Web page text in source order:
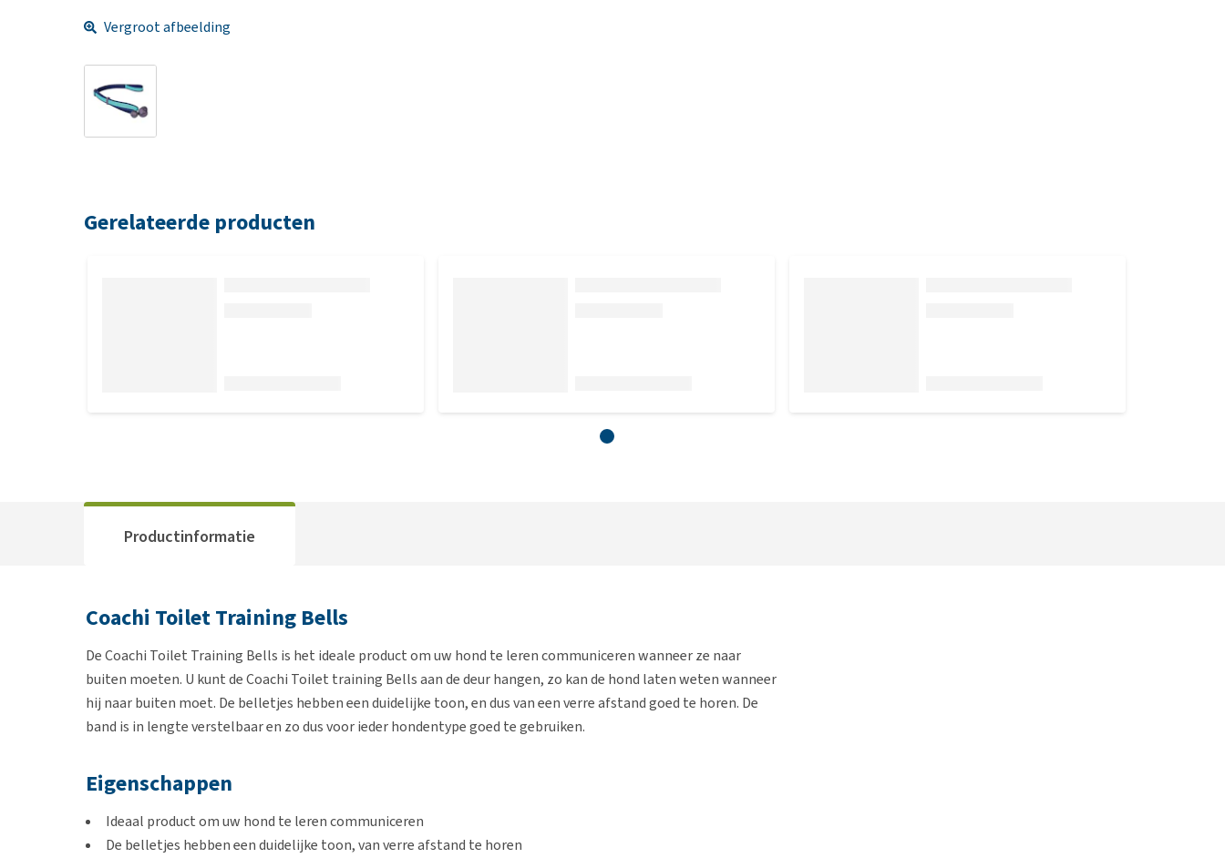
Vergroot afbeelding
Gerelateerde producten
Productinformatie
Coachi Toilet Training Bells
De Coachi Toilet Training Bells is het ideale product om uw hond te leren communiceren wanneer ze naar
buiten moeten. U kunt de Coachi Toilet training Bells aan de deur hangen, zo kan de hond laten weten wanneer
hij naar buiten moet. De belletjes hebben een duidelijke toon, en dus van een verre afstand goed te horen. De
band is in lengte verstelbaar en zo dus voor ieder hondentype goed te gebruiken.
Eigenschappen
Ideaal product om uw hond te leren communiceren
De belletjes hebben een duidelijke toon, van verre afstand te horen